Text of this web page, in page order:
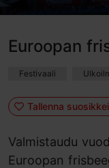
Euroopan
Festivaali
Tallenna
Valmistaudu
Euroopan